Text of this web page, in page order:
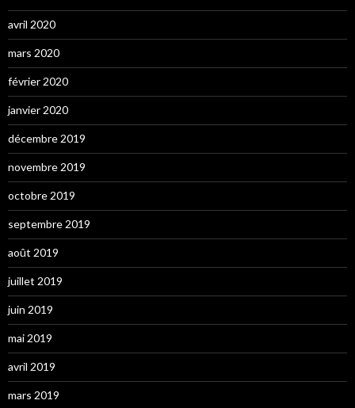
avril 2020
mars 2020
février 2020
janvier 2020
décembre 2019
novembre 2019
octobre 2019
septembre 2019
août 2019
juillet 2019
juin 2019
mai 2019
avril 2019
mars 2019